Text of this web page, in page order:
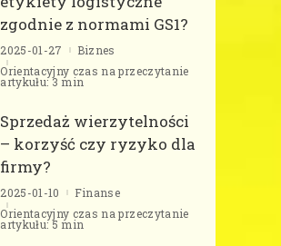
zgodnie z normami GS1?
2025-01-27
Biznes
Orientacyjny czas na przeczytanie
artykułu: 3 min
Sprzedaż wierzytelności
– korzyść czy ryzyko dla
firmy?
2025-01-10
Finanse
Orientacyjny czas na przeczytanie
artykułu: 5 min